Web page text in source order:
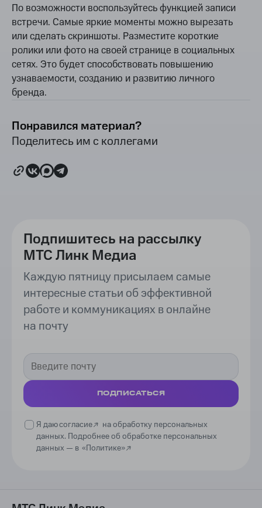
По возможности воспользуйтесь функцией записи
встречи. Самые яркие моменты можно вырезать
или сделать скриншоты. Разместите короткие
ролики или фото на своей странице в социальных
сетях. Это будет способствовать повышению
узнаваемости, созданию и развитию личного
бренда.
Понравился материал?
Поделитесь им с коллегами
Подпишитесь на рассылку
МТС Линк Медиа
Каждую пятницу присылаем самые
интересные статьи об эффективной
работе и коммуникациях в онлайне
на почту
ПОДПИСАТЬСЯ
Я даюсогласие
на обработку персональных
данных. Подробнее об обработке персональных
данных — в «Политике»